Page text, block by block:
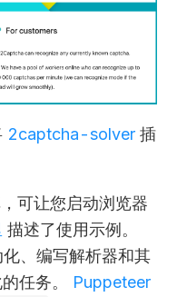
2captcha-solver 插
可让您启动浏览器
描述了使用示例。
、编写解析器和其
任务。 Puppeteer